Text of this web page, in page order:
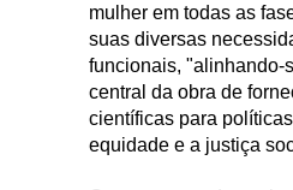
mulher em todas as
suas diversas
funcionais, "alinhando-
central da obra de
científicas para
equidade e a justiça